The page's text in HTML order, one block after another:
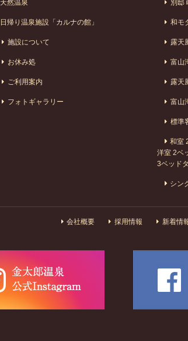
天然温泉
日帰り温泉施設「カルナの館」
施設について
お休み処
ご利用案内
フォトギャラリー
別邸
和モ
露天
富山
露天
富山
標準
和室
洋室 2ベ
3ベッド
シン
会社概要 採用情報 新着情